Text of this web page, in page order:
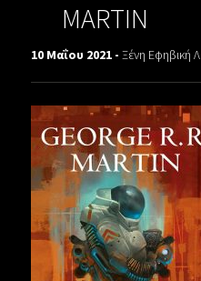
MARTIN
10 Μαΐου 2021 -Ξένη Εφηβική